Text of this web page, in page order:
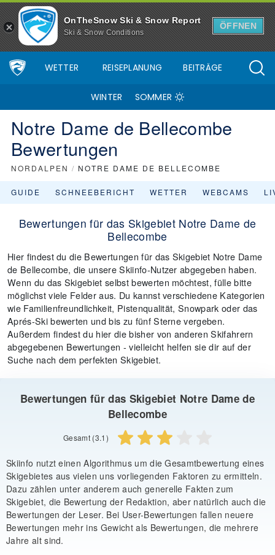
OnTheSnow Ski & Snow Report
Ski & Snow Conditions
ÖFFNEN
WETTER REISEPLANUNG BEITRÄGE
WINTER SOMMER
Notre Dame de Bellecombe
Bewertungen
NORDALPEN / NOTRE DAME DE BELLECOMBE
GUIDE SCHNEEBERICHT WETTER WEBCAMS
Bewertungen für das Skigebiet Notre Dame de
Bellecombe
Hier findest du die Bewertungen für das Skigebiet Notre Dame
de Bellecombe, die unsere Skiinfo-Nutzer abgegeben haben.
Wenn du das Skigebiet selbst bewerten möchtest, fülle bitte
möglichst viele Felder aus. Du kannst verschiedene Kategorien
wie Familienfreundlichkeit, Pistenqualität, Snowpark oder das
Aprés-Ski bewerten und bis zu fünf Sterne vergeben.
Außerdem findest du hier die bisher von anderen Skifahrern
abgegebenen Bewertungen - vielleicht helfen sie dir auf der
Suche nach dem perfekten Skigebiet.
Bewertungen für das Skigebiet Notre Dame de
Bellecombe
Gesamt (3.1)
Skiinfo nutzt einen Algorithmus um die Gesamtbewertung eines
Skigebietes aus vielen uns vorliegenden Faktoren zu ermitteln.
Dazu zählen unter anderem auch generelle Fakten zum
Skigebiet, die Bewertung der Redaktion, aber natürlich auch die
Bewertungen der Leser. Bei User-Bewertungen fallen neuere
Bewertungen mehr ins Gewicht als Bewertungen, die mehrere
Jahre alt sind.